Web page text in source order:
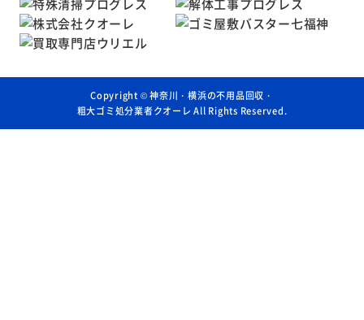
Copyright ©神奈川・横浜の不用品回収・
粗大ゴミ処分業者クオーレ All Rights Reserved.